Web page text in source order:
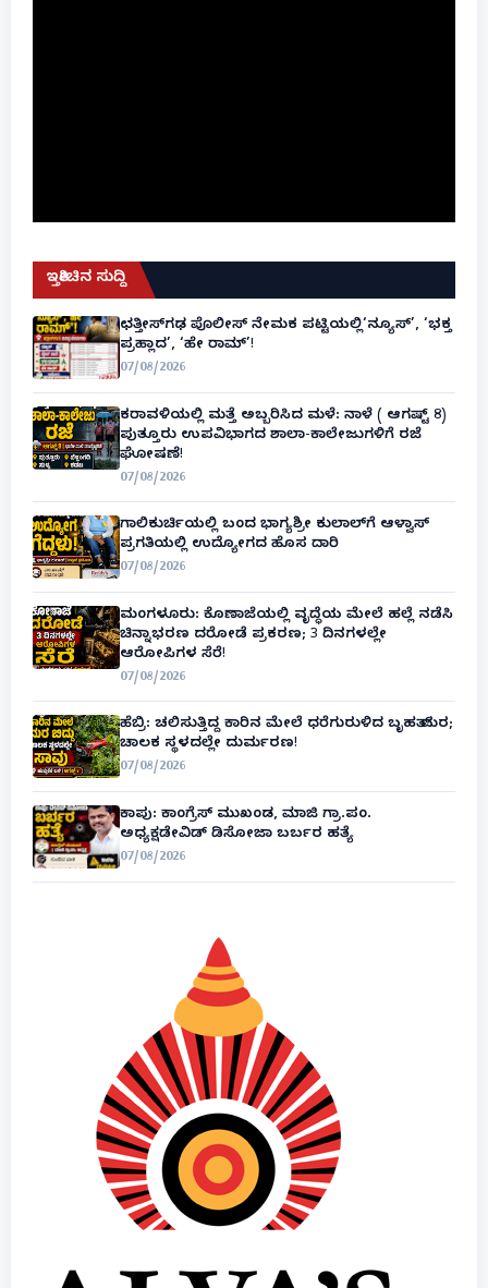
ಇತ್ತೀಚಿನ ಸುದ್ದಿ
ಛತ್ತೀಸ್‌ಗಢ ಪೊಲೀಸ್ ನೇಮಕ ಪಟ್ಟಿಯಲ್ಲಿ‘ನ್ಯೂಸ್’, ‘ಭಕ್ತ
ಪ್ರಹ್ಲಾದ’, ‘ಹೇ ರಾಮ್’!
07/08/2026
ಕರಾವಳಿಯಲ್ಲಿ ಮತ್ತೆ ಅಬ್ಬರಿಸಿದ ಮಳೆ: ನಾಳೆ ( ಆಗಷ್ಟ್ 8)
ಪುತ್ತೂರು ಉಪವಿಭಾಗದ ಶಾಲಾ-ಕಾಲೇಜುಗಳಿಗೆ ರಜೆ
ಘೋಷಣೆ!
07/08/2026
ಗಾಲಿಕುರ್ಚಿಯಲ್ಲಿ ಬಂದ ಭಾಗ್ಯಶ್ರೀ ಕುಲಾಲ್‌ಗೆ ಆಳ್ವಾಸ್
ಪ್ರಗತಿಯಲ್ಲಿ ಉದ್ಯೋಗದ ಹೊಸ ದಾರಿ
07/08/2026
ಮಂಗಳೂರು: ಕೊಣಾಜೆಯಲ್ಲಿ ವೃದ್ಧೆಯ ಮೇಲೆ ಹಲ್ಲೆ ನಡೆಸಿ
ಚಿನ್ನಾಭರಣ ದರೋಡೆ ಪ್ರಕರಣ; 3 ದಿನಗಳಲ್ಲೇ
ಆರೋಪಿಗಳ ಸೆರೆ!
07/08/2026
ಹೆಬ್ರಿ: ಚಲಿಸುತ್ತಿದ್ದ ಕಾರಿನ ಮೇಲೆ ಧರೆಗುರುಳಿದ ಬೃಹತ್ ಮರ;
ಚಾಲಕ ಸ್ಥಳದಲ್ಲೇ ದುರ್ಮರಣ!
07/08/2026
ಕಾಪು: ಕಾಂಗ್ರೆಸ್ ಮುಖಂಡ, ಮಾಜಿ ಗ್ರಾ.ಪಂ.
ಅಧ್ಯಕ್ಷಡೇವಿಡ್ ಡಿಸೋಜಾ ಬರ್ಬರ ಹತ್ಯೆ
07/08/2026